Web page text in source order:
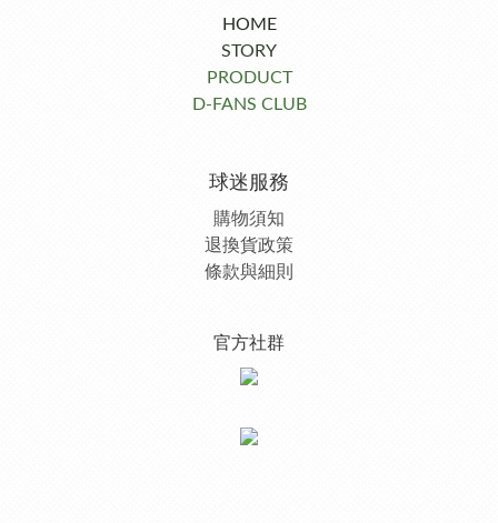
HOME
STORY
PRODUCT
D-FANS CLUB
球迷服務
購物須知
退換貨政策
條款與細則
官方社群